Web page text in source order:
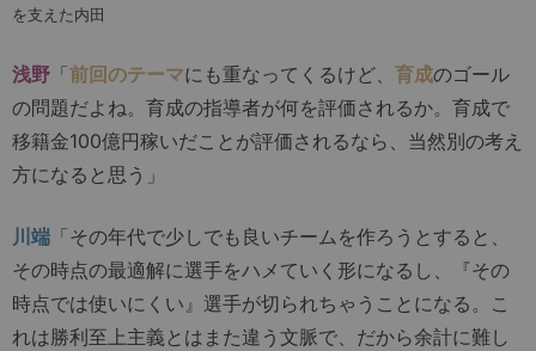
を支えた内田
浅野 「前回のテーマにも重なってくるけど、 育成のゴール
の問題だよね。育成の指導者が何を評価されるか。育成で
移籍金100億円稼いだことが評価されるなら、当然別の考え
方になると思う」
川端 「その年代で少しでも良いチームを作ろうとすると、
その時点の最適解に選手をハメていく形になるし、『その
時点では使いにくい』選手が切られちゃうことになる。こ
れは勝利至上主義とはまた違う文脈で、だから余計に難し